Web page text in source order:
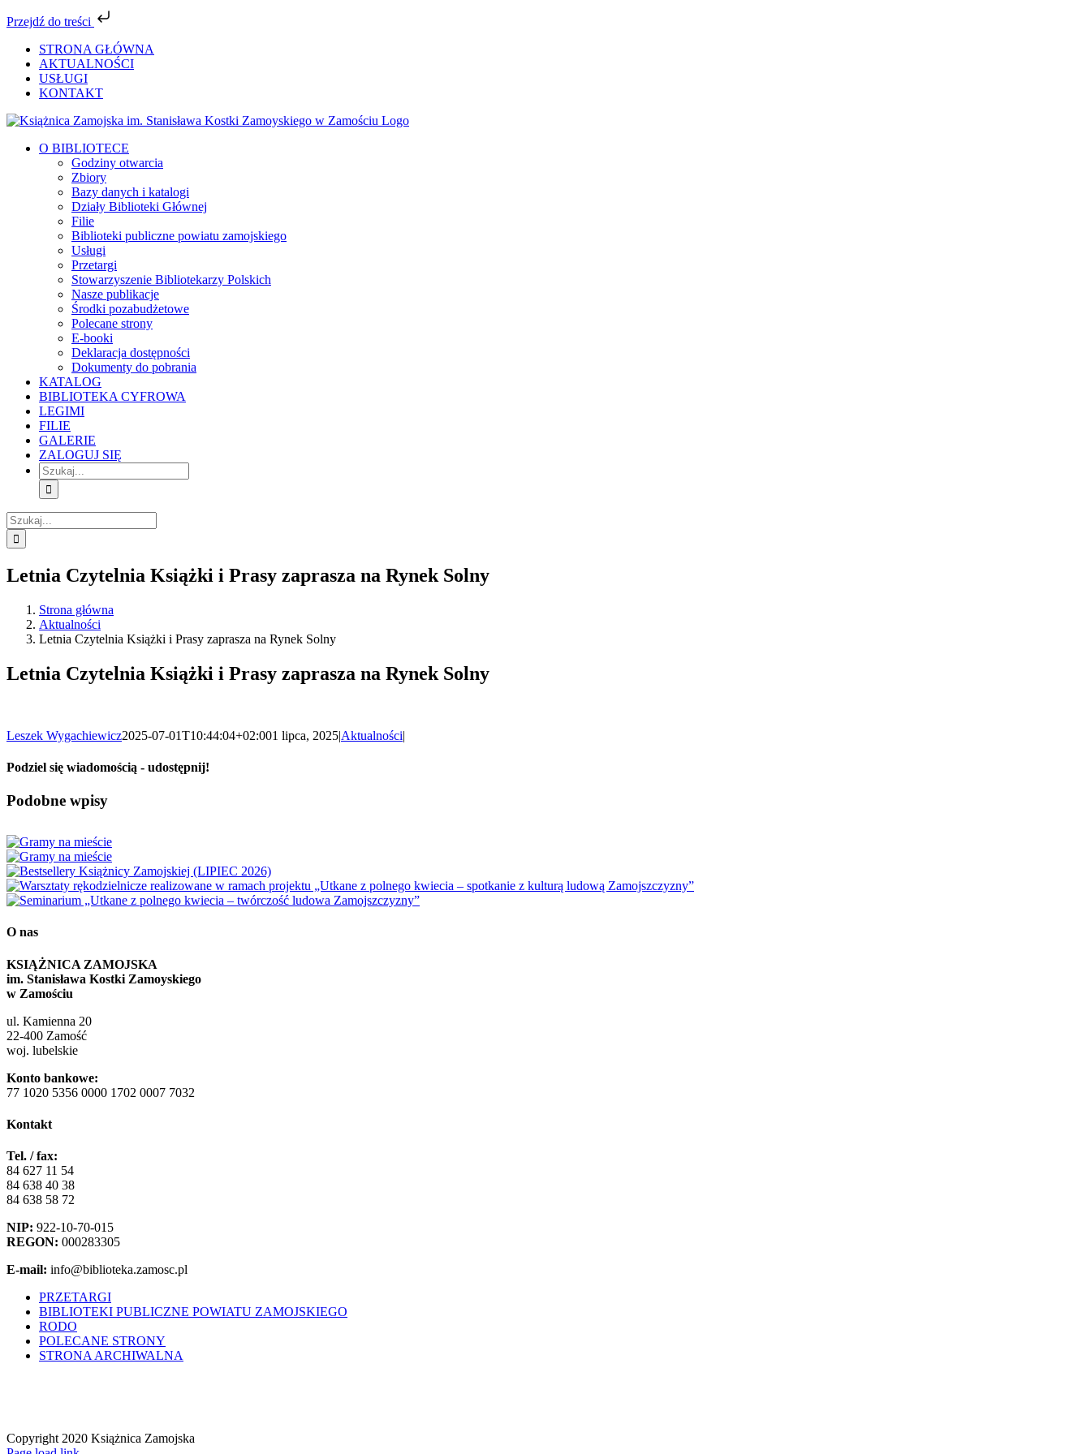
Przejdź do treści
zawartości
STRONA GŁÓWNA
AKTUALNOŚCI
USŁUGI
KONTAKT
Facebook
YouTube
Instagram
Tiktok
O BIBLIOTECE
Godziny otwarcia
Zbiory
Bazy danych i katalogi
Działy Biblioteki Głównej
Filie
Biblioteki publiczne powiatu zamojskiego
Usługi
Przetargi
Stowarzyszenie Bibliotekarzy Polskich
Nasze publikacje
Środki pozabudżetowe
Polecane strony
E-booki
Deklaracja dostępności
Dokumenty do pobrania
KATALOG
BIBLIOTEKA CYFROWA
LEGIMI
FILIE
GALERIE
ZALOGUJ SIĘ
Szukaj
Szukaj
Letnia Czytelnia Książki i Prasy zaprasza na Rynek Solny
Strona główna
Aktualności
Letnia Czytelnia Książki i Prasy zaprasza na Rynek Solny
Letnia Czytelnia Książki i Prasy zaprasza na Rynek Solny
Leszek Wygachiewicz2025-07-01T10:44:04+02:001 lipca, 2025|Aktualności|
Podziel się wiadomością - udostępnij!
Facebook
X
Reddit
LinkedIn
WhatsApp
Tumblr
Pinterest
Vk
Email
Podobne wpisy
O nas
KSIĄŻNICA ZAMOJSKA
im. Stanisława Kostki Zamoyskiego
w Zamościu
ul. Kamienna 20
22-400 Zamość
woj. lubelskie
Konto bankowe:
77 1020 5356 0000 1702 0007 7032
Kontakt
Tel. / fax:
84 627 11 54
84 638 40 38
84 638 58 72
NIP: 922-10-70-015
REGON: 000283305
E-mail: info@biblioteka.zamosc.pl
PRZETARGI
BIBLIOTEKI PUBLICZNE POWIATU ZAMOJSKIEGO
RODO
POLECANE STRONY
STRONA ARCHIWALNA
Copyright 2020 Książnica Zamojska